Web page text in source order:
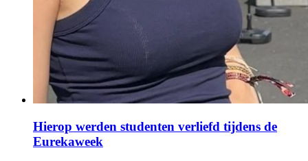
Hierop werden studenten verliefd tijdens de
Eurekaweek